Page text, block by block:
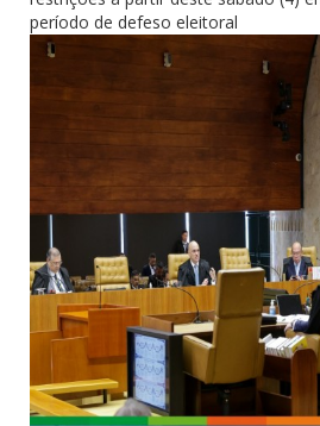
período de defeso eleitoral